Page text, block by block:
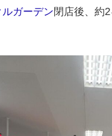
ガーデン閉店後、約